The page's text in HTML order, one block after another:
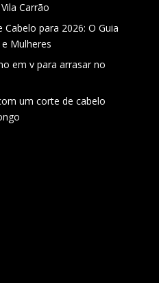
Carrão
para 2026: O Guia
Mulheres
em v para arrasar no
um corte de cabelo